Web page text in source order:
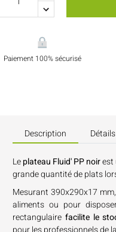
Paiement 100% sécurisé
Description
Leplateau Fluid' PP noirest
grande quantité de plats
Mesurant 390x290x17
aliments ou pour
rectangulaire facilite le